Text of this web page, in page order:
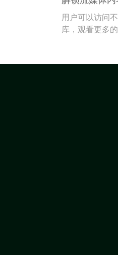
用户可以访问
库，观看更多